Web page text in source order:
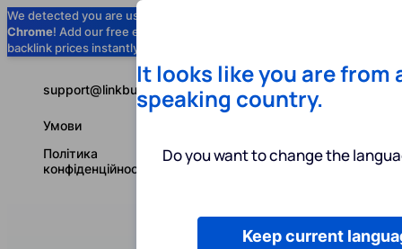
We detected you are using
Chrome! Add our free extension to check
backlink prices instantly as you browse.
Послуги
Українська
support@linkbuilder.com
Умови
Політика
конфіденційності
It looks like you are from
speaking country.
Do you want to change the
Keep current